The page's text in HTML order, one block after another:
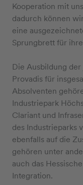
Kooperation mit
dadurch können
eine
Sprungbrett für
Die Ausbildung
Provadis für
Absolventen
Industriepark
Clariant und
des Industrieparks
ebenfalls auf die
gehören unter
auch das
Integration.